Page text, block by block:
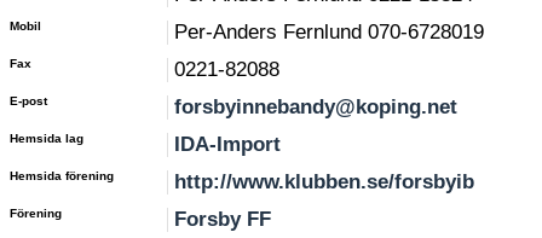
Mobil Per-Anders Fernlund 070-6728019
Fax 0221-82088
E-post forsbyinnebandy@koping.net
Hemsida lag IDA-Import
Hemsida förening http://www.klubben.se/forsbyib
Förening Forsby FF